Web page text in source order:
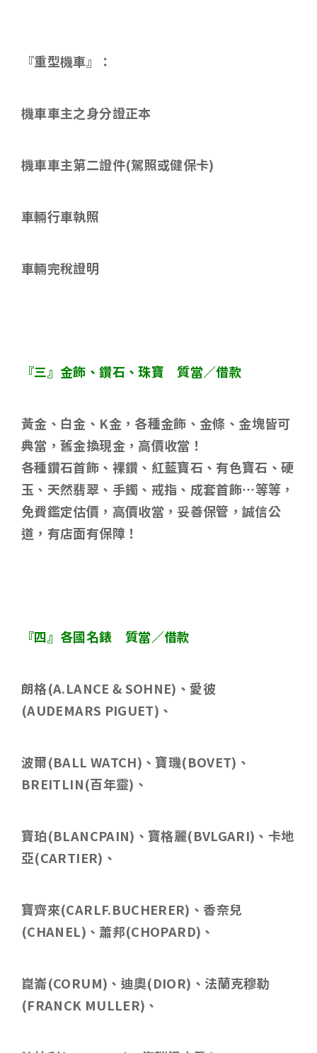
『重型機車』：
機車車主之身分證正本
機車車主第二證件(駕照或健保卡)
車輛行車執照
車輛完稅證明
『三』金飾、鑽石、珠寶 質當／借款
黃金、白金、 K金，各種金飾、金條、金塊皆可
典當，舊金換現金，高價收當！
各種鑽石首飾、裸鑽、紅藍寶石、有色寶石、硬
玉、天然翡翠、手鐲、戒指、成套首飾…等等，
免費鑑定估價，高價收當，妥善保管，誠信公
道，有店面有保障！
『四』各國名錶 質當／借款
朗格(A.LANCE & SOHNE) 、愛彼
(AUDEMARS PIGUET) 、
波爾(BALL WATCH) 、寶璣(BOVET) 、
BREITLIN(百年靈) 、
寶珀(BLANCPAIN) 、寶格麗(BVLGARI) 、卡地
亞(CARTIER) 、
寶齊來(CARLF.BUCHERER) 、香奈兒
(CHANEL) 、蕭邦(CHOPARD) 、
崑崙(CORUM) 、迪奧(DIOR) 、法蘭克穆勒
(FRANCK MULLER) 、